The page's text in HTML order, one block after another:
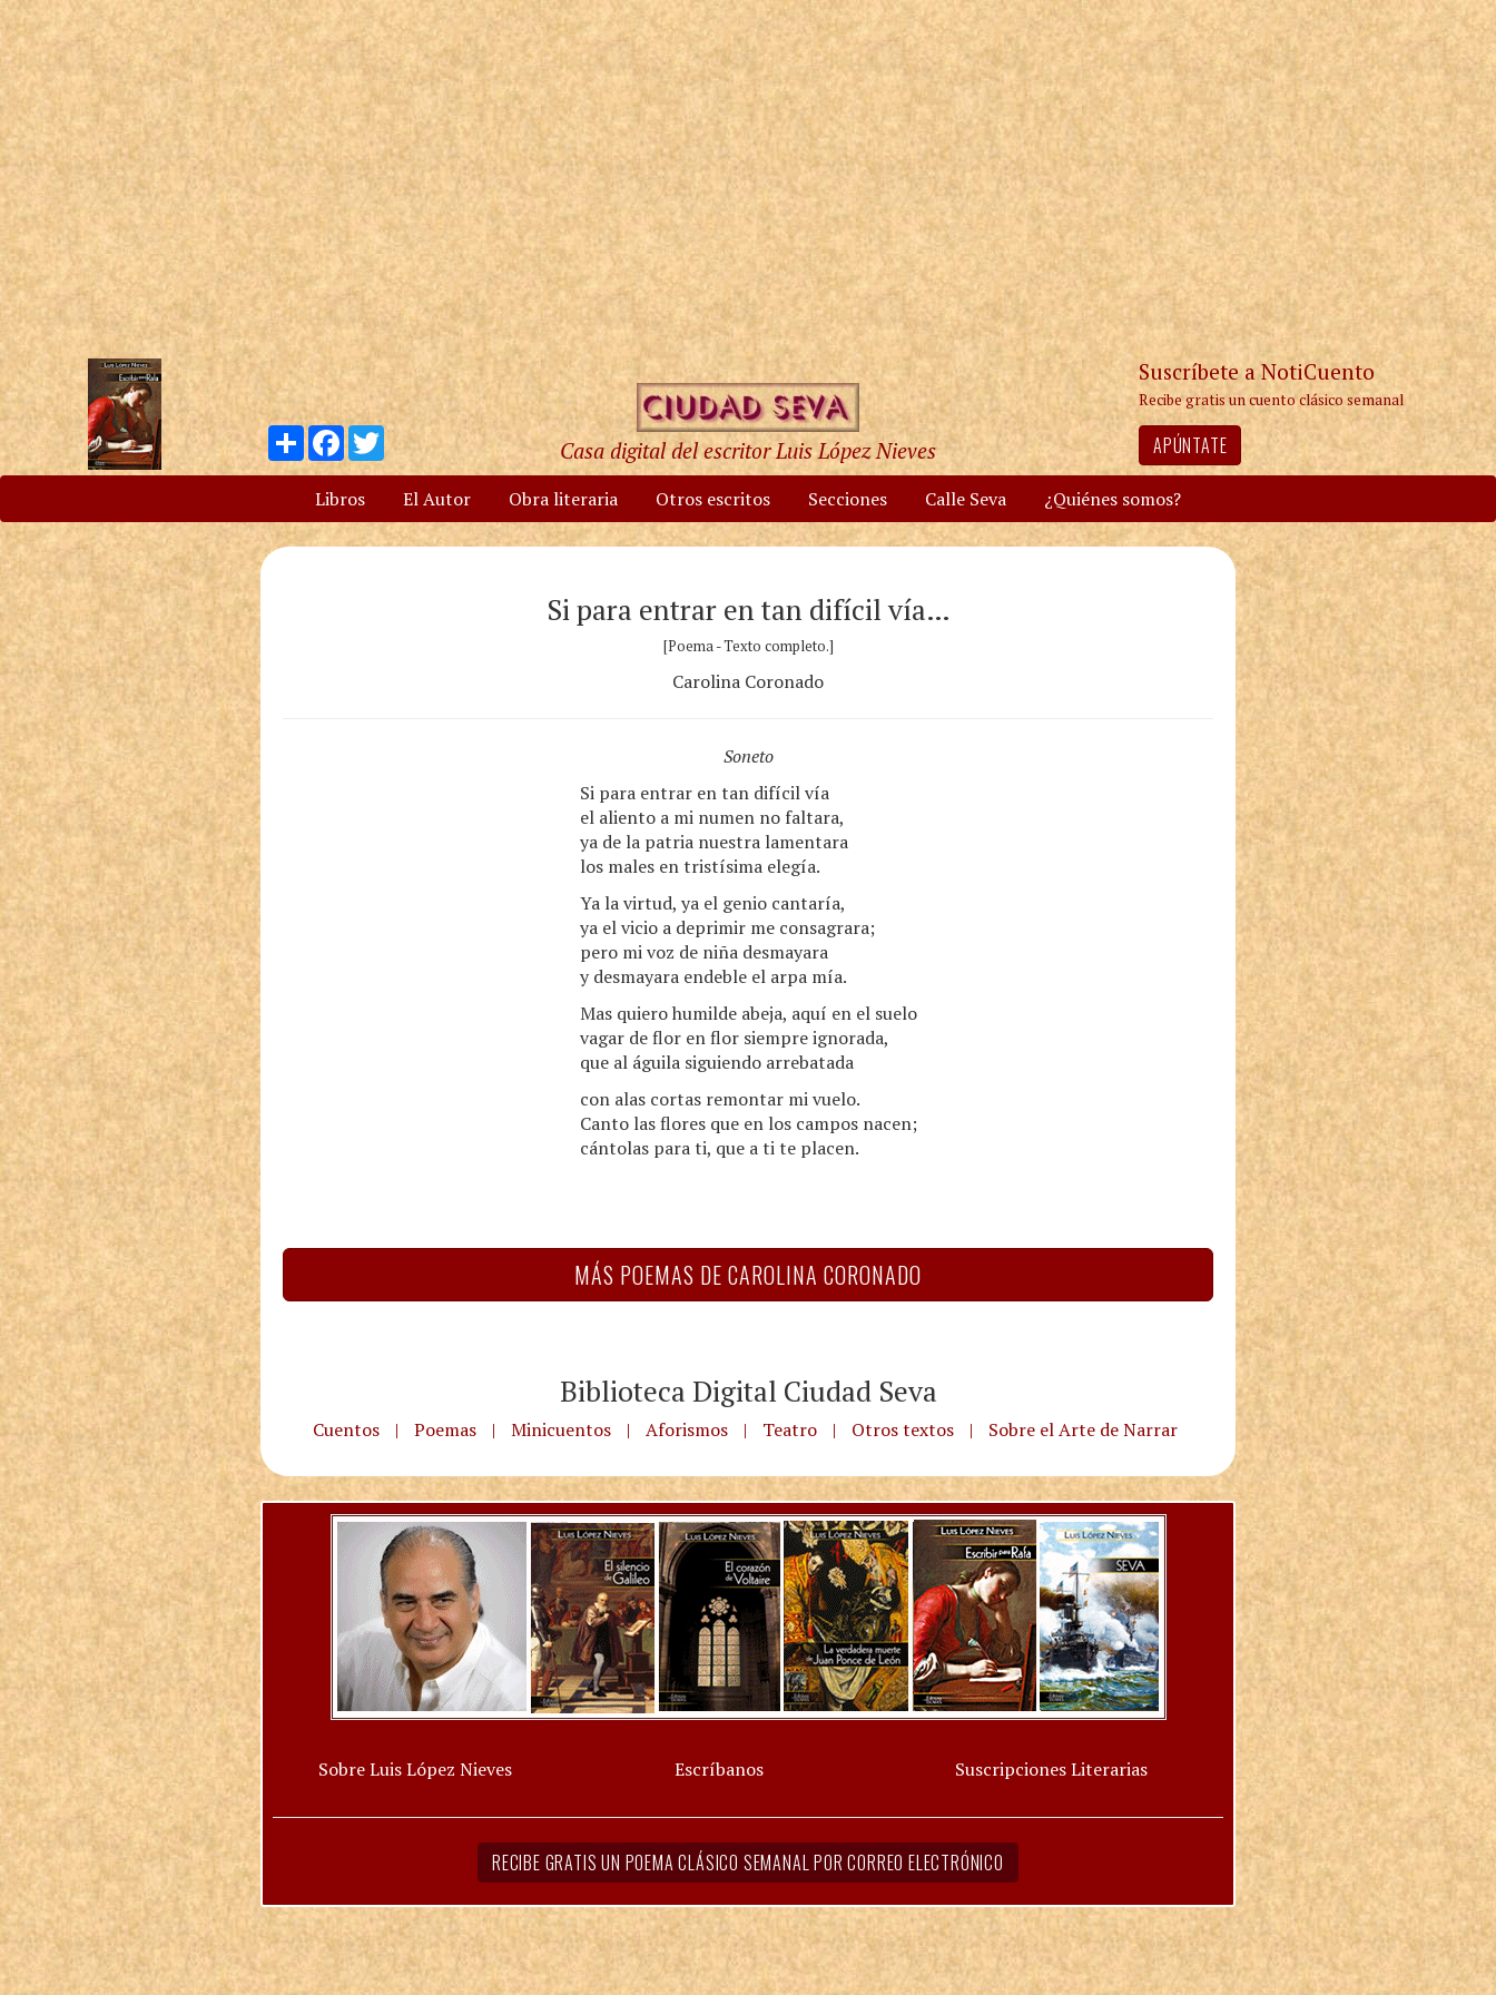
Compartir
Facebook
Twitter
Casa digital del escritor Luis López Nieves
Suscríbete a NotiCuento
Recibe gratis un cuento clásico semanal
APÚNTATE
Libros El Autor Obra literaria Otros escritos Secciones Calle Seva ¿Quiénes somos?
Si para entrar en tan difícil vía…
[Poema - Texto completo.]
Carolina Coronado
Soneto
Si para entrar en tan difícil vía
el aliento a mi numen no faltara,
ya de la patria nuestra lamentara
los males en tristísima elegía.
Ya la virtud, ya el genio cantaría,
ya el vicio a deprimir me consagrara;
pero mi voz de niña desmayara
y desmayara endeble el arpa mía.
Mas quiero humilde abeja, aquí en el suelo
vagar de flor en flor siempre ignorada,
que al águila siguiendo arrebatada
con alas cortas remontar mi vuelo.
Canto las flores que en los campos nacen;
cántolas para ti, que a ti te placen.
MÁS POEMAS DE CAROLINA CORONADO
Biblioteca Digital Ciudad Seva
Cuentos | Poemas | Minicuentos | Aforismos | Teatro | Otros textos | Sobre el Arte de Narrar
Sobre Luis López Nieves Escríbanos Suscripciones Literarias
RECIBE GRATIS UN POEMA CLÁSICO SEMANAL POR CORREO ELECTRÓNICO